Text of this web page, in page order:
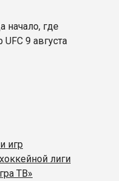
начало, где
9 августа
игр
лиги
ТВ»